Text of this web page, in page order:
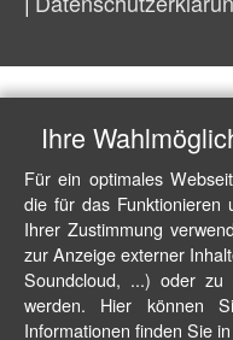
Ihre
Für ein optimales
die für das Funktionieren
Ihrer Zustimmung
zur Anzeige externer
Soundcloud, ...) oder zu
werden. Hier können
Informationen finden Sie